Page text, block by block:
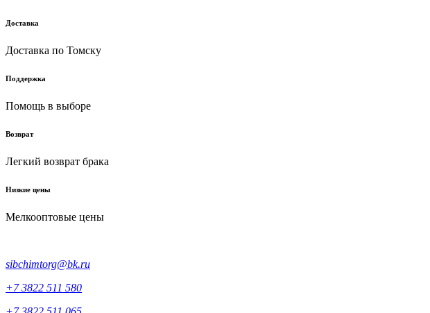
Доставка
Доставка по Томску
Поддержка
Помощь в выборе
Возврат
Легкий возврат брака
Низкие цены
Мелкооптовые цены
sibchimtorg@bk.ru
+7 3822 511 580